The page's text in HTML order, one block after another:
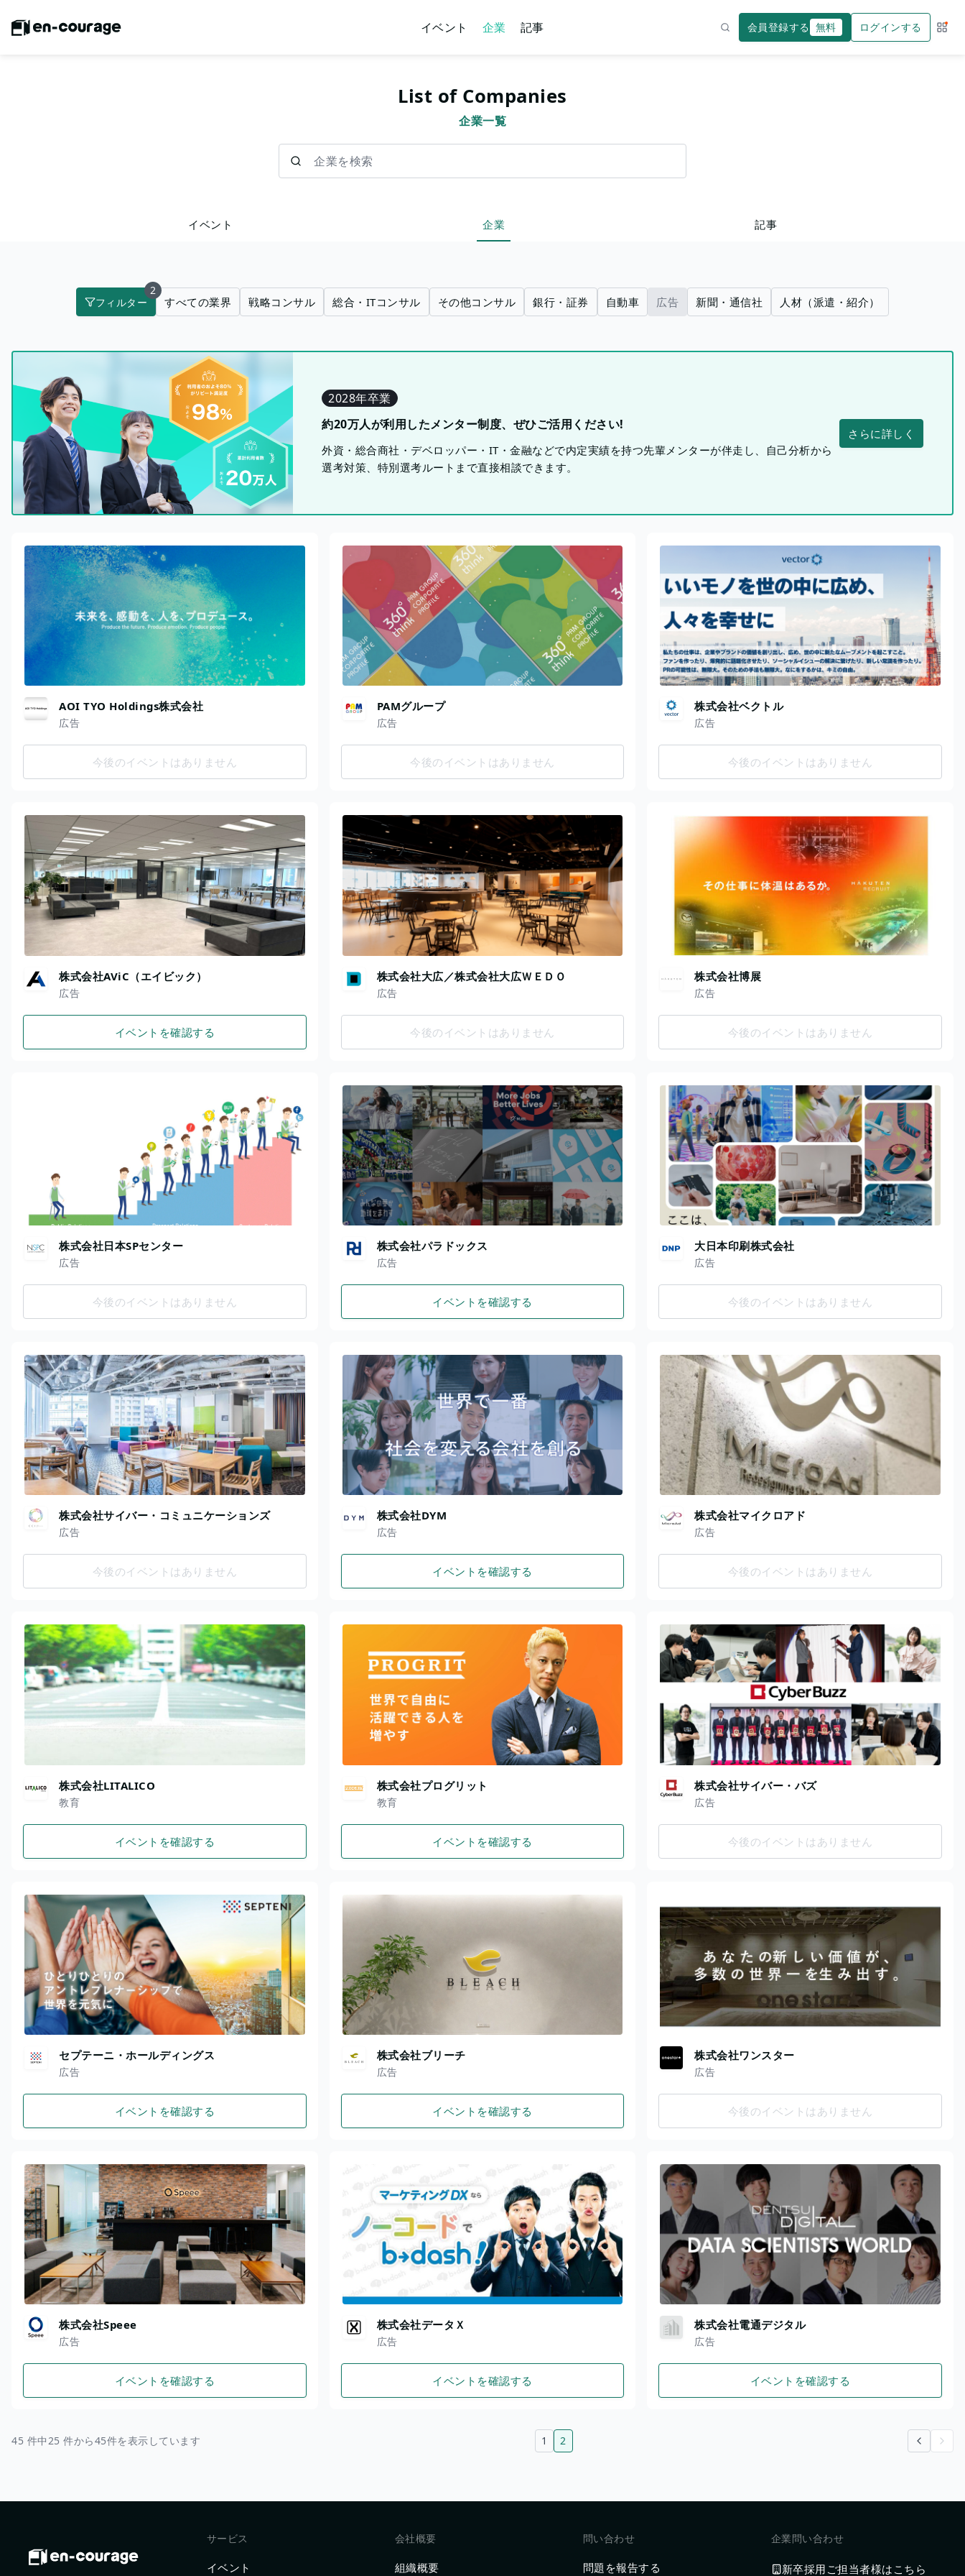
イベント 企業 記事 会員登録する 無料 ログインする サー
List of Companies
企業一覧
イベント 企業 記事
フィルター
2
すべての業界 戦略コンサル 総合・ITコンサル その他コンサル 銀行・証券 自動車 広告 新聞・通信社 人材（派遣・紹介）
2028年卒業
約20万人が利用したメンター制度、ぜひご活用ください!
外資・総合商社・デベロッパー・IT・金融などで内定実績を持つ先輩メンターが伴走し、自己分析から
選考対策、特別選考ルートまで直接相談できます。
さらに詳しく
AOI TYO Holdings株式会社
広告
今後のイベントはありません
PAMグループ
広告
今後のイベントはありません
株式会社ベクトル
広告
今後のイベントはありません
株式会社AViC（エイビック）
広告
イベントを確認する
株式会社大広／株式会社大広ＷＥＤＯ
広告
今後のイベントはありません
株式会社博展
広告
今後のイベントはありません
株式会社日本SPセンター
広告
今後のイベントはありません
株式会社パラドックス
広告
イベントを確認する
大日本印刷株式会社
広告
今後のイベントはありません
株式会社サイバー・コミュニケーションズ
広告
今後のイベントはありません
株式会社DYM
広告
イベントを確認する
株式会社マイクロアド
広告
今後のイベントはありません
株式会社LITALICO
教育
イベントを確認する
株式会社プログリット
教育
イベントを確認する
株式会社サイバー・バズ
広告
今後のイベントはありません
セプテーニ・ホールディングス
広告
イベントを確認する
株式会社ブリーチ
広告
イベントを確認する
株式会社ワンスター
広告
今後のイベントはありません
株式会社Speee
広告
イベントを確認する
株式会社データＸ
広告
イベントを確認する
株式会社電通デジタル
広告
イベントを確認する
1 2
45 件中25 件から45件を表示しています
サービス
イベント
会社概要
組織概要
問い合わせ
問題を報告する
企業問い合わせ
新卒採用ご担当者様はこちら